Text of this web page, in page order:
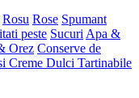
Rosu Rose Spumant
peste Sucuri Apa &
Orez Conserve de
Creme Dulci Tartinabile